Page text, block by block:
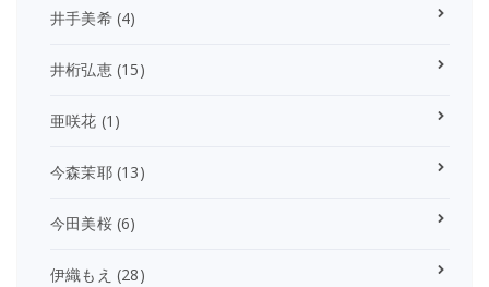
井手美希(4)
井桁弘恵(15)
亜咲花 (1)
今森茉耶(13)
今田美桜(6)
伊織もえ (28)